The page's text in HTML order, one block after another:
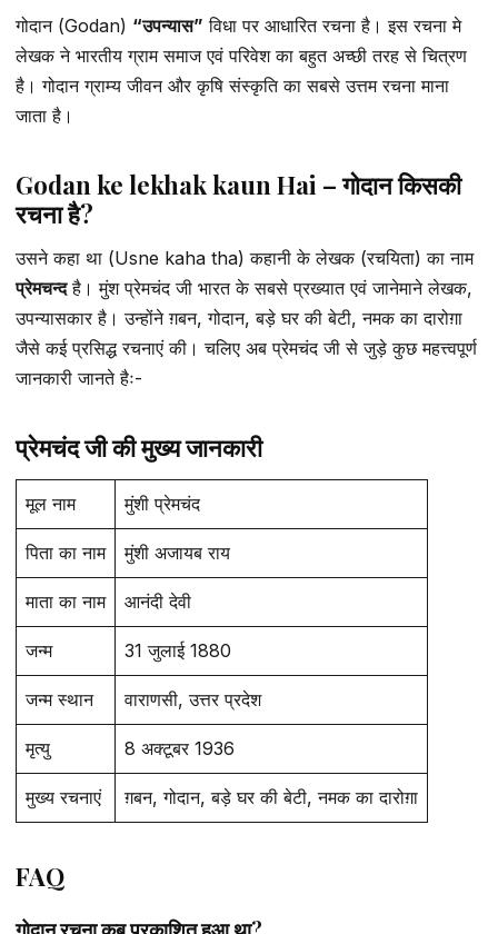
गोदान (Godan) “उपन्यास” विधा पर आधारित रचना है। इस रचना मे
लेखक ने भारतीय ग्राम समाज एवं परिवेश का बहुत अच्छी तरह से चित्रण
है। गोदान ग्राम्य जीवन और कृषि संस्कृति का सबसे उत्तम रचना माना
जाता है।
Godan ke lekhak kaun Hai – गोदान किसकी
रचना है?
उसने कहा था (Usne kaha tha) कहानी के लेखक (रचयिता) का नाम
प्रेमचन्दहै। मुंश प्रेमचंद जी भारत के सबसे प्रख्यात एवं जानेमाने लेखक,
उपन्यासकार है। उन्होंने ग़बन, गोदान, बड़े घर की बेटी, नमक का दारोग़ा
जैसे कई प्रसिद्ध रचनाएं की। चलिए अब प्रेमचंद जी से जुड़े कुछ महत्त्वपूर्ण
जानकारी जानते हैः-
प्रेमचंद जी की मुख्य जानकारी
मूल नाम मुंशी प्रेमचंद
पिता का नाम मुंशी अजायब राय
माता का नाम आनंदी देवी
जन्म 31 जुलाई 1880
जन्म स्थान वाराणसी, उत्तर प्रदेश
मृत्यु 8 अक्टूबर 1936
मुख्य रचनाएं ग़बन, गोदान, बड़े घर की बेटी, नमक का दारोग़ा
FAQ